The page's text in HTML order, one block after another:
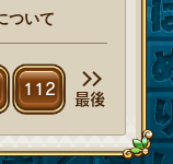
ついて
112
最後